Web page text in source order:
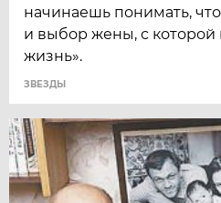
начинаешь понимать,
и выбор жены, с
жизнь».
ЗВЕЗДЫ